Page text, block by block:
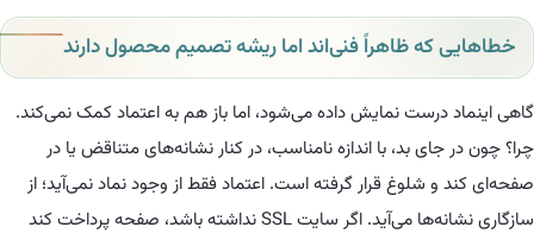
که ظاهراً فنی‌اند اما ریشه تصمیم محصول دارند
درست نمایش داده می‌شود، اما باز هم به اعتماد کمک نمی‌کند.
بد، با اندازه نامناسب، در کنار نشانه‌های متناقض یا در
شلوغ قرار گرفته است. اعتماد فقط از وجود نماد نمی‌آید؛ از
سازگاری نشانه‌ها می‌آید. اگر سایت SSL نداشته باشد، صفحه پرداخت کند